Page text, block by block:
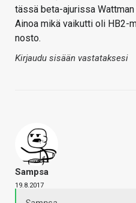
tässä beta-ajurissa
Ainoa mikä vaikutti oli HB2-
nosto.
Kirjaudu sisään vastataksesi
Sampsa
19.8.2017